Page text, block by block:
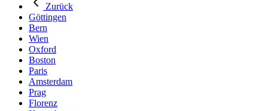
Zurück
Göttingen
Bern
Wien
Oxford
Boston
Paris
Amsterdam
Prag
Florenz